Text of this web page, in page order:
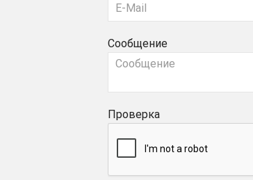
Сообщение
Проверка